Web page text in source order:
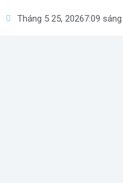
Tháng 5 25, 20267:09 sáng